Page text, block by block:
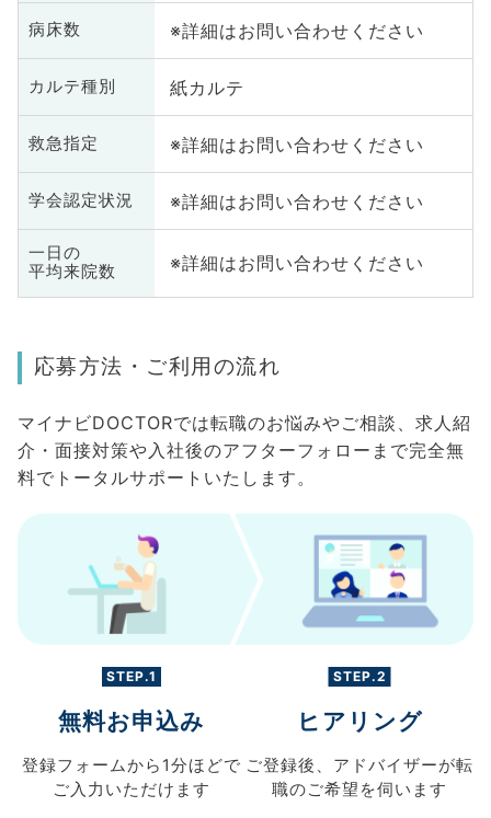
病床数 ※詳細はお問い合わせください
カルテ種別 紙カルテ
救急指定 ※詳細はお問い合わせください
学会認定状況 ※詳細はお問い合わせください
一日の
平均来院数
※詳細はお問い合わせください
応募方法・ご利用の流れ
マイナビDOCTORでは転職のお悩みやご相談、求人紹
介・面接対策や入社後のアフターフォローまで完全無
料でトータルサポートいたします。
STEP.1
無料お申込み
登録フォームから 1分ほどで
ご入力 いただけます
STEP.2
ヒアリング
ご登録後、 アドバイザーが転
職のご希望を伺います